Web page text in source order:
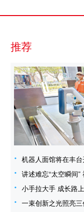
推荐
机器人面馆将在丰
讲述难忘“太空瞬间”
小手拉大手 成长路
一束创新之光照亮三